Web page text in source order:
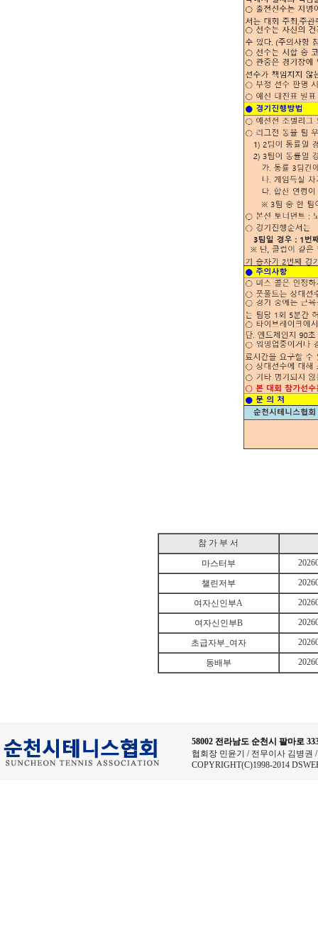
참 가 부 서
마스터부
챌린저부
여자신인부A
여자신인부B
초급자부_여자
동배부
58002 전라남도 순천시 팔마로
협회장 민윤기 / 전무이사 김병권
COPYRIGHT(C)1998-2014